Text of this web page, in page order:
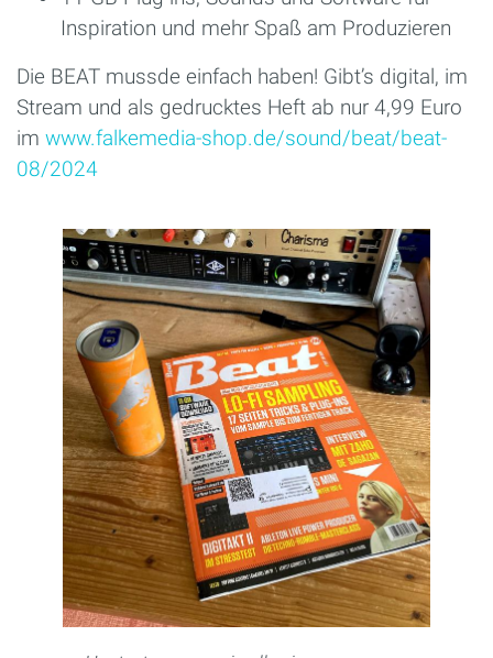
Inspiration und mehr Spaß am Produzieren
Die BEAT mussde einfach haben! Gibt’s digital, im
Stream und als gedrucktes Heft ab nur 4,99 Euro
im www.falkemedia-shop.de/sound/beat/beat-
08/2024